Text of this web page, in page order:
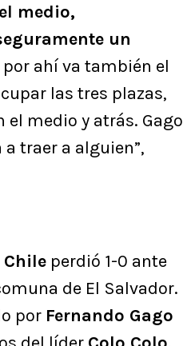
medio,
un
por ahí va también el
las tres plazas,
el medio y atrás. Gago
traer a alguien”,
perdió 1-0 ante
de El Salvador.
por Fernando Gago